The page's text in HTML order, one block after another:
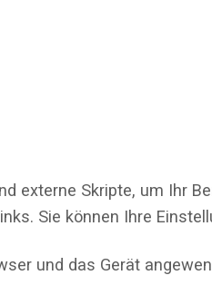
externe Skripte, um Ihr
Sie können Ihre
und das Gerät